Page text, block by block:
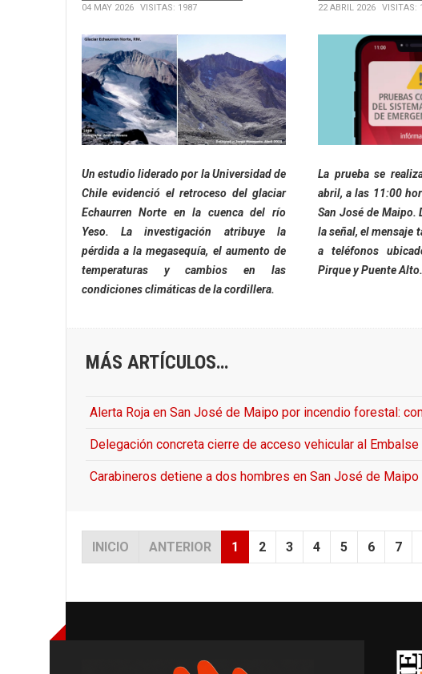
04 MAY 2026
VISITAS: 1987
Un estudio liderado por la Universidad de
Chile evidenció el retroceso del glaciar
Echaurren Norte en la cuenca del río
Yeso. La investigación atribuye la
pérdida a la megasequía, el aumento de
temperaturas y cambios en las
condiciones climáticas de la cordillera.
22 ABRIL 2026
VISITAS:
La prueba se
abril, a las 11:00
San José de Maipo.
la señal, el mensaje
a teléfonos
Pirque y Puente Alto.
MÁS ARTÍCULOS…
Alerta Roja en San José de Maipo por incendio forestal:
Delegación concreta cierre de acceso vehicular al
Carabineros detiene a dos hombres en San José de
INICIO ANTERIOR 1 2 3 4 5 6 7